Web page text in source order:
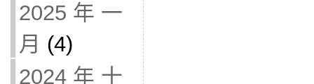
2025 年 一
月 (4)
2024 年 十